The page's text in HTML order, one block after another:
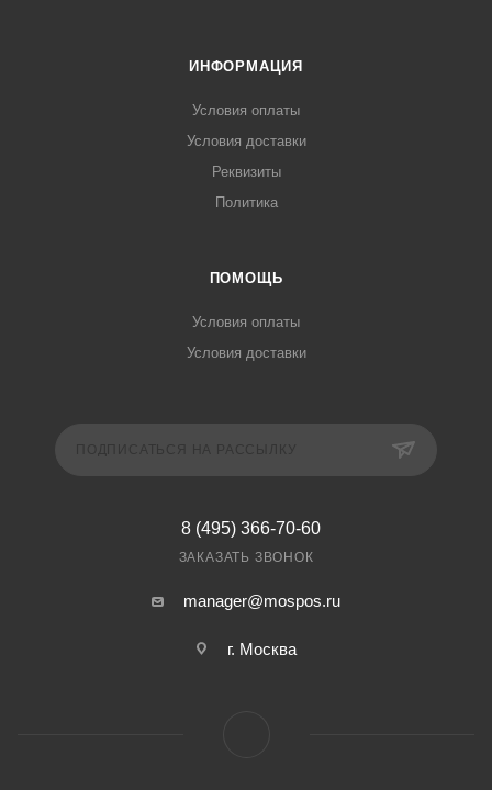
ИНФОРМАЦИЯ
Условия оплаты
Условия доставки
Реквизиты
Политика
ПОМОЩЬ
Условия оплаты
Условия доставки
8 (495) 366-70-60
ЗАКАЗАТЬ ЗВОНОК
manager@mospos.ru
г. Москва